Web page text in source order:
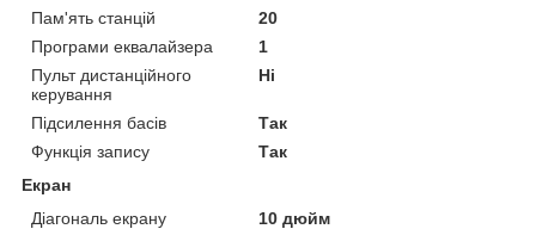
Пам'ять станцій
20
Програми еквалайзера
1
Пульт дистанційного
керування
Ні
Підсилення басів
Так
Функція запису
Так
Екран
Діагональ екрану
10 дюйм